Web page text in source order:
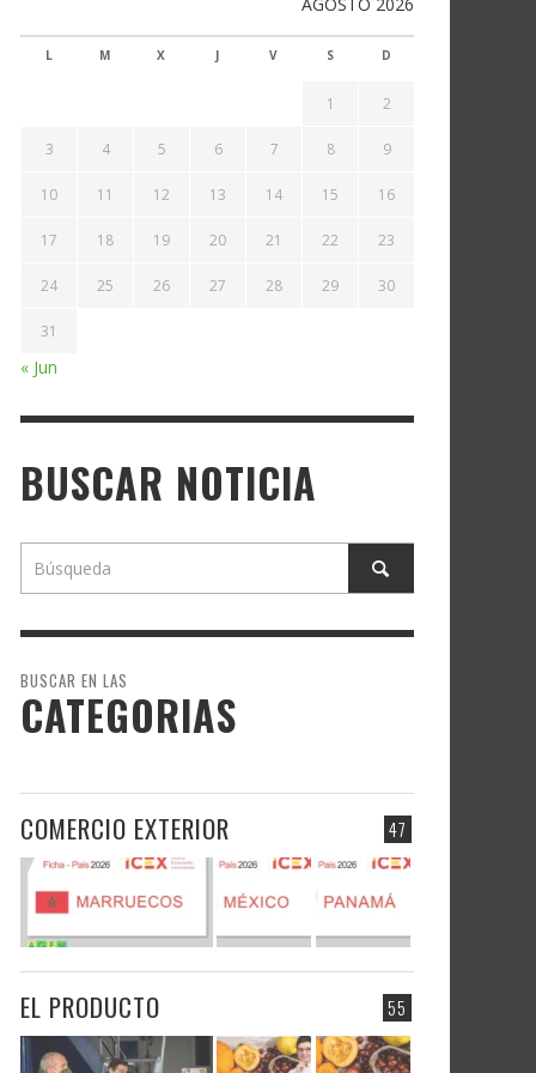
L M X J V S D
1 2
3 4 5 6 7 8 9
10 11 12 13 14 15 16
17 18 19 20 21 22 23
24 25 26 27 28 29 30
31
« Jun
BUSCAR NOTICIA
BUSCAR EN LAS
CATEGORIAS
47
COMERCIO EXTERIOR
55
EL PRODUCTO